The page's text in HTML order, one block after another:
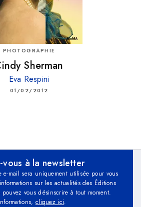
PHOTOGRAPHIE
Sherman
Eva Respini
01/02/2012
vous à la newsletter
e-mail sera uniquement utilisée pour vous
sur les actualités des Éditions
pouvez vous désinscrire à tout moment.
cliquez ici.